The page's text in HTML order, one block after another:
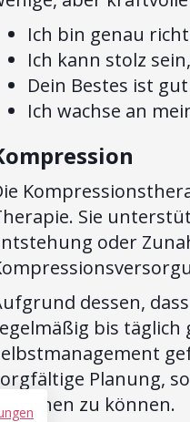
Ich bin genau
Ich kann stolz
Dein Bestes ist
Ich wachse an
Sie
oder
dessen,
bis täglich
Planung,
zu können.